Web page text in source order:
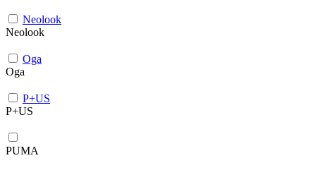
Neolook
Neolook
Oga
Oga
P+US
P+US
PUMA